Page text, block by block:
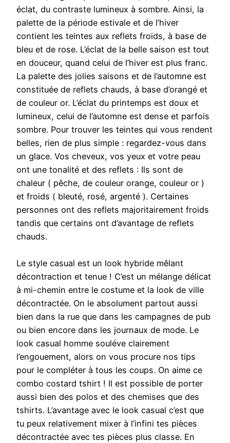
éclat, du contraste lumineux à sombre. Ainsi, la
palette de la période estivale et de l’hiver
contient les teintes aux reflets froids, à base de
bleu et de rose. L’éclat de la belle saison est tout
en douceur, quand celui de l’hiver est plus franc.
La palette des jolies saisons et de l’automne est
constituée de reflets chauds, à base d’orangé et
de couleur or. L’éclat du printemps est doux et
lumineux, celui de l’automne est dense et parfois
sombre. Pour trouver les teintes qui vous rendent
belles, rien de plus simple : regardez-vous dans
un glace. Vos cheveux, vos yeux et votre peau
ont une tonalité et des reflets : Ils sont de
chaleur ( pêche, de couleur orange, couleur or )
et froids ( bleuté, rosé, argenté ). Certaines
personnes ont des reflets majoritairement froids
tandis que certains ont d’avantage de reflets
chauds.
Le style casual est un look hybride mêlant
décontraction et tenue ! C’est un mélange délicat
à mi-chemin entre le costume et la look de ville
décontractée. On le absolument partout aussi
bien dans la rue que dans les campagnes de pub
ou bien encore dans les journaux de mode. Le
look casual homme souléve clairement
l’engouement, alors on vous procure nos tips
pour le compléter à tous les coups. On aime ce
combo costard tshirt ! Il est possible de porter
aussi bien des polos et des chemises que des
tshirts. L’avantage avec le look casual c’est que
tu peux relativement mixer à l’infini tes pièces
décontractée avec tes pièces plus classe. En